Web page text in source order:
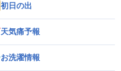
初日の出
天気痛予報
お洗濯情報